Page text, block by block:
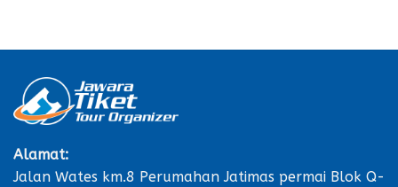
Alamat:
Jalan Wates km.8 Perumahan Jatimas permai Blok Q-